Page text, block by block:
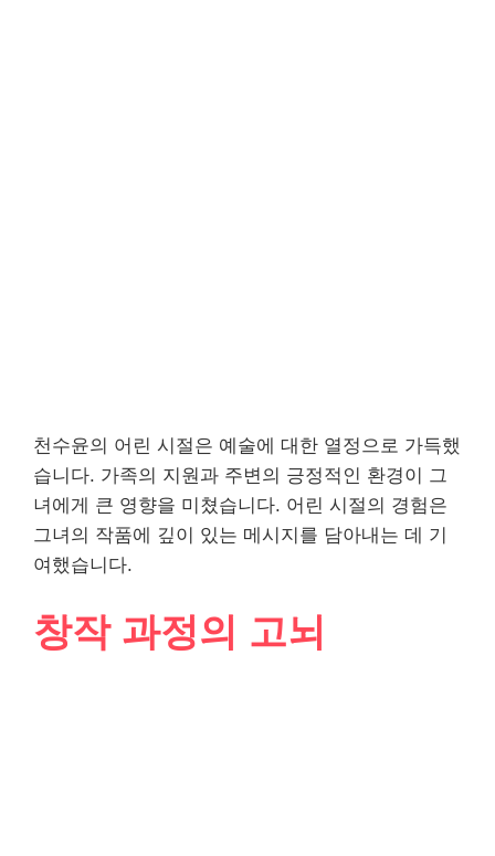
천수윤의 어린 시절은 예술에 대한 열정으로 가득했
습니다. 가족의 지원과 주변의 긍정적인 환경이 그
녀에게 큰 영향을 미쳤습니다. 어린 시절의 경험은
그녀의 작품에 깊이 있는 메시지를 담아내는 데 기
여했습니다.
창작 과정의 고뇌